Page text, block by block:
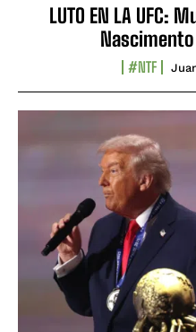
LUTO EN LA UFC:
#NTF